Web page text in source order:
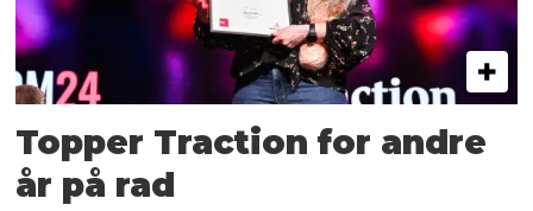
Topper Traction for andre
år på rad